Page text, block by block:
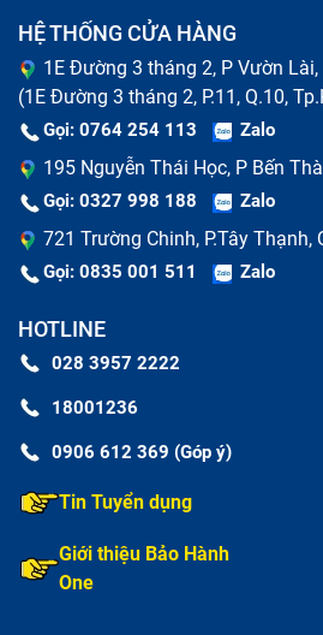
HỆ THỐNG CỬA HÀNG
1E Đường 3 tháng 2, P Vườn Lài,
(1E Đường 3 tháng 2, P.11, Q.10,
Gọi: 0764 254 113 Zalo
195 Nguyễn Thái Học, P Bến
Gọi: 0327 998 188 Zalo
721 Trường Chinh, P.Tây Thạnh,
Gọi: 0835 001 511 Zalo
HOTLINE
028 3957 2222
18001236
0906 612 369 (Góp ý)
Tin Tuyển dụng
Giới thiệu Bảo Hành
One